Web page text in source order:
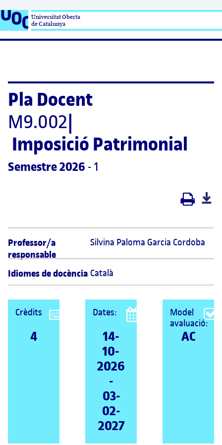
Universitat Oberta
de Catalunya
Pla Docent
M9.002
Imposició Patrimonial
Semestre 2026 - 1
Professor/a
responsable
Silvina Paloma Garcia Cordoba
Idiomes de docència Català
Crèdits
4
Dates:
14-
10-
2026
-
03-
02-
2027
Model
avaluació:
AC